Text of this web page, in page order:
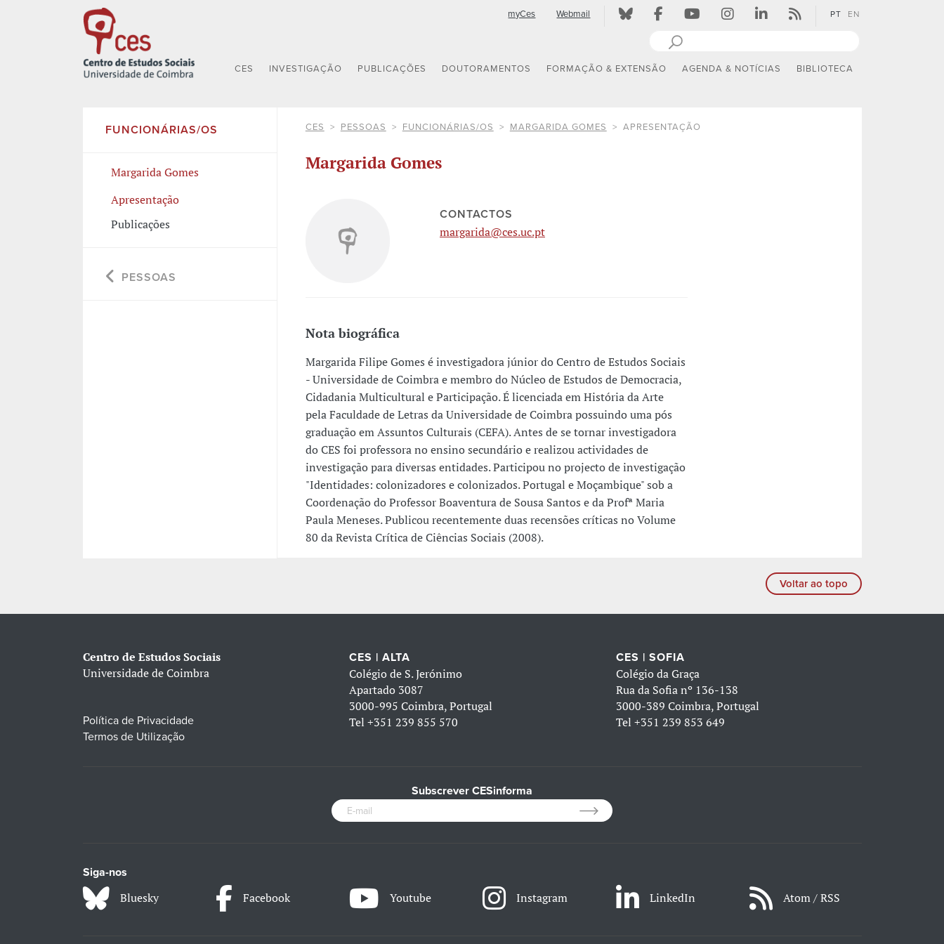
myCes Webmail PT EN
CES INVESTIGAÇÃO PUBLICAÇÕES DOUTORAMENTOS FORMAÇÃO & EXTENSÃO AGENDA & NOTÍCIAS BIBLIOTECA
FUNCIONÁRIAS/OS
Margarida Gomes
Apresentação
Publicações
PESSOAS
CES PESSOAS FUNCIONÁRIAS/OS MARGARIDA GOMES APRESENTAÇÃO
Margarida Gomes
CONTACTOS
margarida@ces.uc.pt
Nota biográfica
Margarida Filipe Gomes é investigadora júnior do Centro de Estudos Sociais
- Universidade de Coimbra e membro do Núcleo de Estudos de Democracia,
Cidadania Multicultural e Participação. É licenciada em História da Arte
pela Faculdade de Letras da Universidade de Coimbra possuindo uma pós
graduação em Assuntos Culturais (CEFA). Antes de se tornar investigadora
do CES foi professora no ensino secundário e realizou actividades de
investigação para diversas entidades. Participou no projecto de investigação
"Identidades: colonizadores e colonizados. Portugal e Moçambique" sob a
Coordenação do Professor Boaventura de Sousa Santos e da Profª Maria
Paula Meneses. Publicou recentemente duas recensões críticas no Volume
80 da Revista Crítica de Ciências Sociais (2008).
Voltar ao topo
Centro de Estudos Sociais
Universidade de Coimbra
Política de Privacidade
Termos de Utilização
CES | ALTA
Colégio de S. Jerónimo
Apartado 3087
3000-995 Coimbra, Portugal
Tel+351 239 855 570
CES | SOFIA
Colégio da Graça
Rua da Sofia nº 136-138
3000-389 Coimbra, Portugal
Tel +351 239 853 649
Subscrever CESinforma
Siga-nos
Bluesky Facebook Youtube Instagram LinkedIn Atom / RSS